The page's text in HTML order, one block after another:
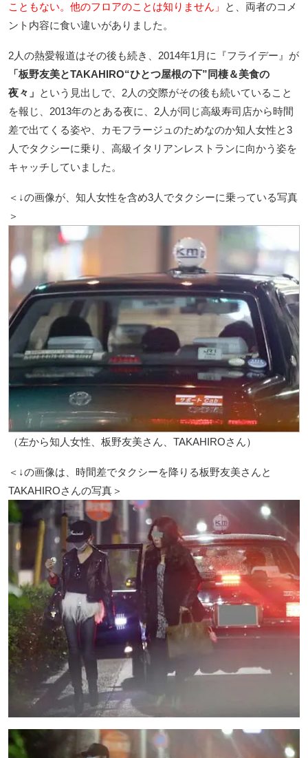
こともない。他のフロアのことは知りません」
と、両者のコメ
ント内容に食い違いがありました。
2人の熱愛報道はその後も続き、2014年1月に『フライデー』が
「板野友美とTAKAHIRO“ひとつ屋根の下”同棲＆美食の
夜々」 という見出しで、2人の交際がその後も続いていること
を報じ、2013年のとある夜に、2人が同じ高級寿司店から時間
差で出てくる姿や、カモフラージュのためなのか知人女性と3
人でタクシーに乗り、高級イタリアンレストランに向かう姿を
キャッチしていました。
＜↓の画像が、知人女性を含め3人でタクシーに乗っている写真
＞
（左から知人女性、板野友美さん、TAKAHIROさん）
＜↓の画像は、時間差でタクシーを降りる板野友美さんと
TAKAHIROさんの写真＞